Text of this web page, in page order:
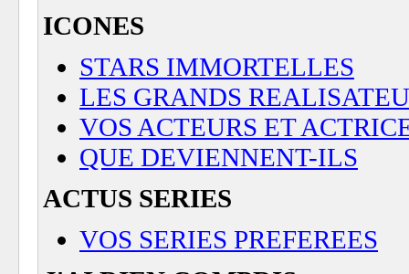
ICONES
STARS IMMORTELLES
LES GRANDS
VOS ACTEURS ET
QUE DEVIENNENT-ILS
ACTUS SERIES
VOS SERIES PREFEREES